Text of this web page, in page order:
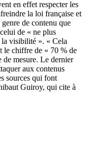
en effet respecter les
la loi française et
genre de contenu que
de « ne plus
visibilité ». « Cela
le chiffre de « 70 % de
de mesure. Le dernier
aux contenus
sources qui font
Guiroy, qui cite à